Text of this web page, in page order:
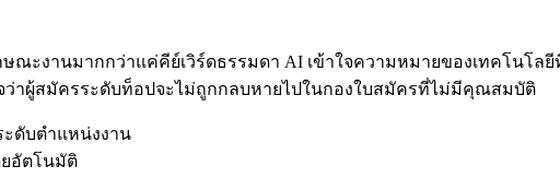
ณะงานมากกว่าแค่คีย์เวิร์ดธรรมดา AI เข้าใจความหมายของเทคโนโล
าผู้สมัครระดับท็อปจะไม่ถูกกลบหายไปในกองใบสมัครที่ไม่มีคุณสมบัติ
ะดับตำแหน่งงาน
ยอัตโนมัติ